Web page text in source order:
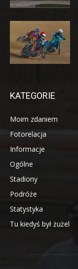
KATEGORIE
Moim zdaniem
Fotorelacja
Informacje
Ogólne
Stadiony
Podróże
Statystyka
Tu kiedyś był żużel